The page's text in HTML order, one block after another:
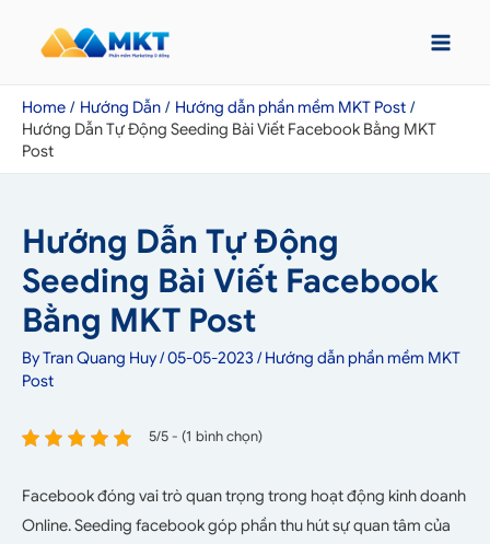
Home Hướng Dẫn
Hướng dẫn phần mềm MKT Post
Hướng Dẫn Tự Động Seeding Bài Viết Facebook Bằng MKT
Post
Hướng Dẫn Tự Động
Seeding Bài Viết Facebook
Bằng MKT Post
ByTran Quang Huy/05-05-2023 /Hướng dẫn phần mềm MKT
Post
5/5 - (1 bình chọn)
Facebook đóng vai trò quan trọng trong hoạt động kinh doanh
Online. Seeding facebook góp phần thu hút sự quan tâm của